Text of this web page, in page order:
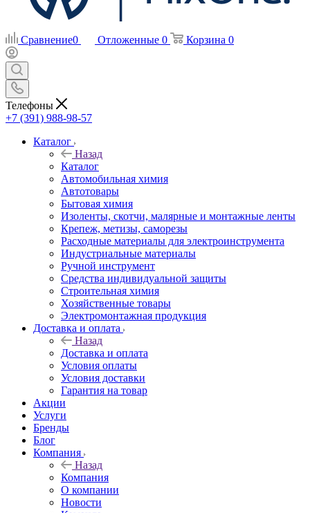
Сравнение0 Отложенные 0 Корзина 0
Телефоны
+7 (391) 988-98-57
Каталог
Назад
Каталог
Автомобильная химия
Автотовары
Бытовая химия
Изоленты, скотчи, малярные и монтажные ленты
Крепеж, метизы, саморезы
Расходные материалы для электроинструмента
Индустриальные материалы
Ручной инструмент
Средства индивидуальной защиты
Строительная химия
Хозяйственные товары
Электромонтажная продукция
Доставка и оплата
Назад
Доставка и оплата
Условия оплаты
Условия доставки
Гарантия на товар
Акции
Услуги
Бренды
Блог
Компания
Назад
Компания
О компании
Новости